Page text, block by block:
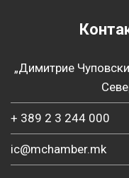
„Димитрие
+ 389 2 3 244 000
ic@mchamber.mk